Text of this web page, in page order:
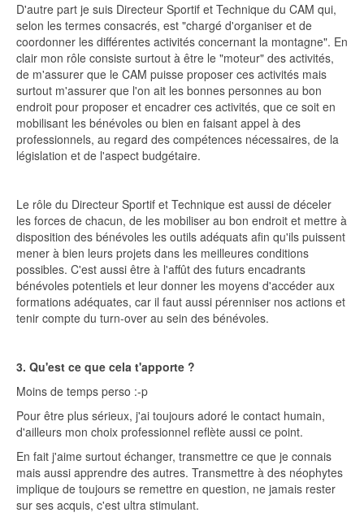
D'autre part je suis Directeur Sportif et Technique du CAM qui,
selon les termes consacrés, est "chargé d'organiser et de
coordonner les différentes activités concernant la montagne". En
clair mon rôle consiste surtout à être le "moteur" des activités,
de m'assurer que le CAM puisse proposer ces activités mais
surtout m'assurer que l'on ait les bonnes personnes au bon
endroit pour proposer et encadrer ces activités, que ce soit en
mobilisant les bénévoles ou bien en faisant appel à des
professionnels, au regard des compétences nécessaires, de la
législation et de l'aspect budgétaire.
Le rôle du Directeur Sportif et Technique est aussi de déceler
les forces de chacun, de les mobiliser au bon endroit et mettre à
disposition des bénévoles les outils adéquats afin qu'ils puissent
mener à bien leurs projets dans les meilleures conditions
possibles. C'est aussi être à l'affût des futurs encadrants
bénévoles potentiels et leur donner les moyens d'accéder aux
formations adéquates, car il faut aussi pérenniser nos actions et
tenir compte du turn-over au sein des bénévoles.
3. Qu'est ce que cela t'apporte ?
Moins de temps perso :-p
Pour être plus sérieux, j'ai toujours adoré le contact humain,
d'ailleurs mon choix professionnel reflète aussi ce point.
En fait j'aime surtout échanger, transmettre ce que je connais
mais aussi apprendre des autres. Transmettre à des néophytes
implique de toujours se remettre en question, ne jamais rester
sur ses acquis, c'est ultra stimulant.